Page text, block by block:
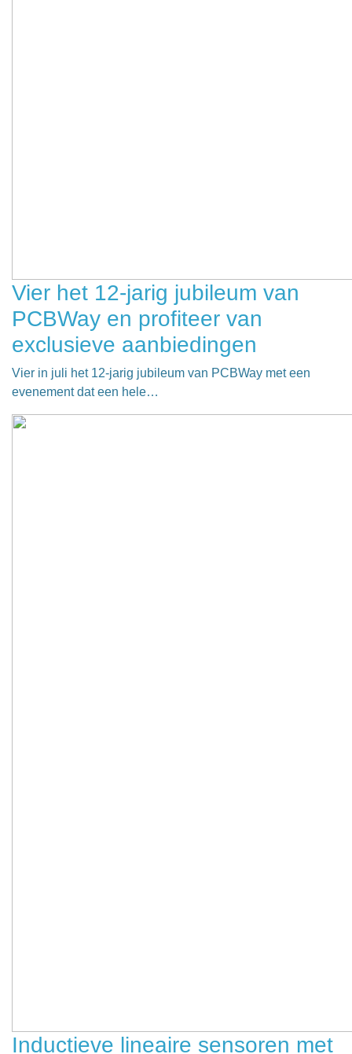
Vier het 12-jarig jubileum van
PCBWay en profiteer van
exclusieve aanbiedingen
Vier in juli het 12-jarig jubileum van PCBWay met een
evenement dat een hele…
Inductieve lineaire sensoren met